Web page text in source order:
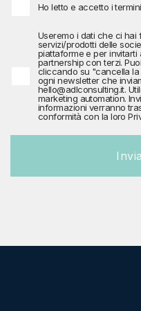
Ho letto e accetto i
Useremo i dati che ci hai
servizi/prodotti delle
piattaforme e per
partnership con terzi.
cliccando su "cancella
ogni newsletter che
hello@adlconsulting.it.
marketing automation.
informazioni verranno
conformità con la loro